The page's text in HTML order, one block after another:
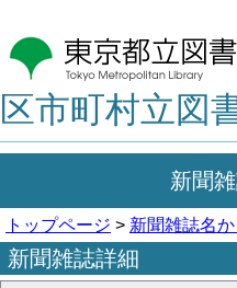
区市町村立図
新聞
トップページ > 新聞雑誌名
新聞雑誌詳細